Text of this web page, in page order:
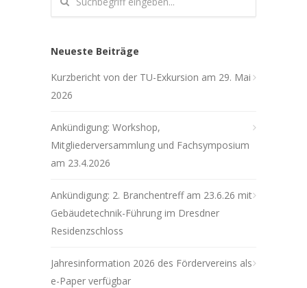
Neueste Beiträge
Kurzbericht von der TU-Exkursion am 29. Mai
2026
Ankündigung: Workshop,
Mitgliederversammlung und Fachsymposium
am 23.4.2026
Ankündigung: 2. Branchentreff am 23.6.26 mit
Gebäudetechnik-Führung im Dresdner
Residenzschloss
Jahresinformation 2026 des Fördervereins als
e-Paper verfügbar